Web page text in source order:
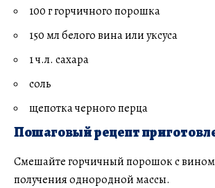
100 г горчичного порошка
150 мл белого вина или уксуса
1 ч.л. сахара
соль
щепотка черного перца
Пошаговый рецепт
Смешайте горчичный порошок с вином
получения однородной массы.